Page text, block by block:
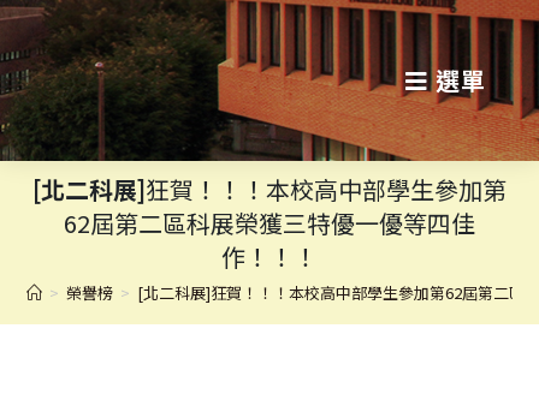
跳
轉
至
主
選單
[北二科展]狂賀！！！本校高中部學生參加第
62屆第二區科展榮獲三特優一優等四佳
作！！！
> 榮譽榜 > [北二科展]狂賀！！！本校高中部學生參加第62屆第二區